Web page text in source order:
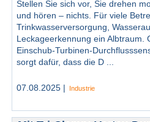
Stellen Sie sich vor, Sie drehen
und hören – nichts. Für viele
Trinkwasserversorgung,
Leckageerkennung ein Albtraum.
Einschub-Turbinen-
sorgt dafür, dass die D ...
07.08.2025 | Industrie